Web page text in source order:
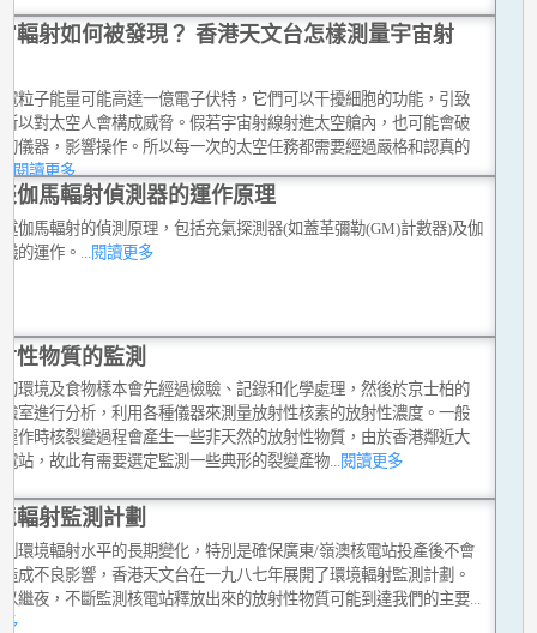
輻射如何被發現？ 香港天文台怎樣測量宇宙射
粒子能量可能高達一億電子伏特，它們可以干擾細胞的功能，引致
以對太空人會構成威脅。假若宇宙射線射進太空艙內，也可能會破
儀器，影響操作。所以每一次的太空任務都需要經過嚴格和認真的
...閱讀更多
伽馬輻射偵測器的運作原理
伽馬輻射的偵測原理，包括充氣探測器(如蓋革彌勒(GM)計數器)及伽
的運作。 ...閱讀更多
性物質的監測
環境及食物樣本會先經過檢驗、記錄和化學處理，然後於京士柏的
室進行分析，利用各種儀器來測量放射性核素的放射性濃度。一般
作時核裂變過程會產生一些非天然的放射性物質，由於香港鄰近大
站，故此有需要選定監測一些典形的裂變產物...閱讀更多
輻射監測計劃
環境輻射水平的長期變化，特別是確保廣東/嶺澳核電站投產後不會
成不良影響，香港天文台在一九八七年展開了環境輻射監測計劃。
繼夜，不斷監測核電站釋放出來的放射性物質可能到達我們的主要